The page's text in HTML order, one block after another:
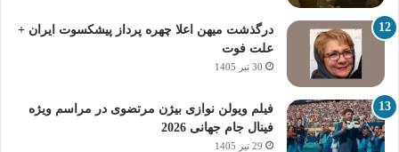
درگذشت میهن اعلا چهره پرداز پیشکسوت ایران +
علت فوت
30 تیر 1405
فیلم ویولن نوازی بیژن مرتضوی در مراسم ویژه
فینال جام جهانی 2026
29 تیر 1405